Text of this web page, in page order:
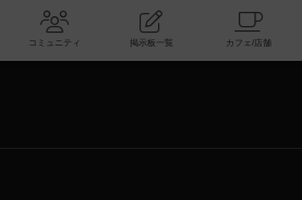
ードゲーム会 コミュニティ 掲示板一覧